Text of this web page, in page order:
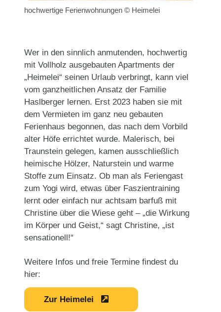
hochwertige Ferienwohnungen © Heimelei
Wer in den sinnlich anmutenden, hochwertig
mit Vollholz ausgebauten Apartments der
„Heimelei“ seinen Urlaub verbringt, kann viel
vom ganzheitlichen Ansatz der Familie
Haslberger lernen. Erst 2023 haben sie mit
dem Vermieten im ganz neu gebauten
Ferienhaus begonnen, das nach dem Vorbild
alter Höfe errichtet wurde. Malerisch, bei
Traunstein gelegen, kamen ausschließlich
heimische Hölzer, Naturstein und warme
Stoffe zum Einsatz. Ob man als Feriengast
zum Yogi wird, etwas über Faszientraining
lernt oder einfach nur achtsam barfuß mit
Christine über die Wiese geht – „die Wirkung
im Körper und Geist,“ sagt Christine, „ist
sensationell!“
Weitere Infos und freie Termine findest du
hier:
Zur Heimelei